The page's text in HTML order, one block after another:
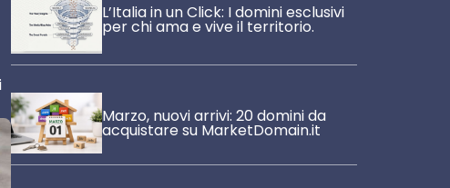
L’Italia in un Click: I domini esclusivi
per chi ama e vive il territorio.
Marzo, nuovi arrivi: 20 domini da
acquistare su MarketDomain.it